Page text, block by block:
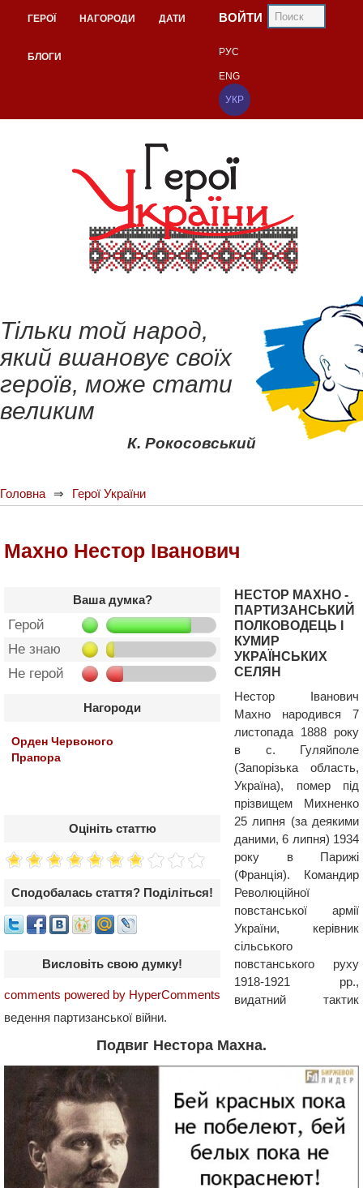
ГЕРОЇ НАГОРОДИ ДАТИ
БЛОГИ
ВОЙТИ
РУС
ENG
УКР
Тільки той народ,
який вшановує своїх
героїв, може стати
великим
К. Рокосовський
Головна Герої України
Махно Нестор Іванович
Ваша думка?
Герой
Не знаю
Не герой
Нагороди
Орден Червоного
Прапора
Оцініть статтю
Сподобалась стаття? Поділіться!
Висловіть свою думку!
comments powered by HyperComments
НЕСТОР МАХНО -
ПАРТИЗАНСЬКИЙ
ПОЛКОВОДЕЦЬ І
КУМИР
УКРАЇНСЬКИХ
СЕЛЯН
Нестор Іванович
Махно народився 7
листопада 1888 року
в с. Гуляйполе
(Запорізька область,
Україна), помер під
прізвищем Михненко
25 липня (за деякими
даними, 6 липня) 1934
року в Парижі
(Франція). Командир
Революційної
повстанської армії
України, керівник
сільського
повстанського руху
1918-1921 рр.,
видатний тактик
ведення партизанської війни.
Подвиг Нестора Махна.